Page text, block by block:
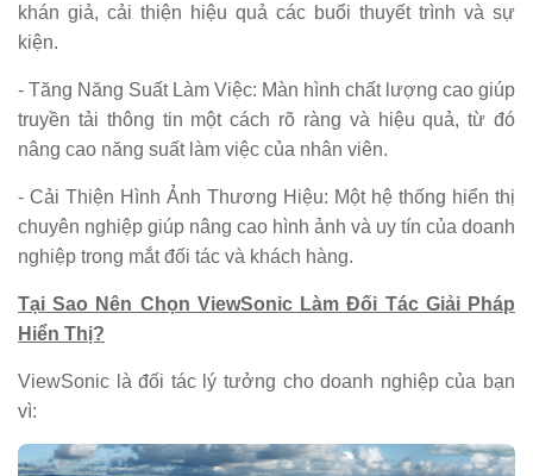
khán giả, cải thiện hiệu quả các buổi thuyết trình và sự
kiện.
- Tăng Năng Suất Làm Việc: Màn hình chất lượng cao giúp
truyền tải thông tin một cách rõ ràng và hiệu quả, từ đó
nâng cao năng suất làm việc của nhân viên.
- Cải Thiện Hình Ảnh Thương Hiệu: Một hệ thống hiển thị
chuyên nghiệp giúp nâng cao hình ảnh và uy tín của doanh
nghiệp trong mắt đối tác và khách hàng.
Tại Sao Nên Chọn ViewSonic Làm Đối Tác Giải Pháp
Hiển Thị?
ViewSonic là đối tác lý tưởng cho doanh nghiệp của bạn
vì: